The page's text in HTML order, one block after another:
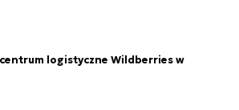
logistyczne Wildberries w